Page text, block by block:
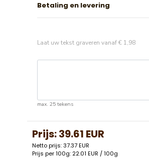
Betaling en levering
Laat uw tekst graveren vanaf € 1,98
max. 25 tekens
Prijs:39.61 EUR
Netto prijs: 37.37 EUR
Prijs per 100g: 22.01 EUR / 100g